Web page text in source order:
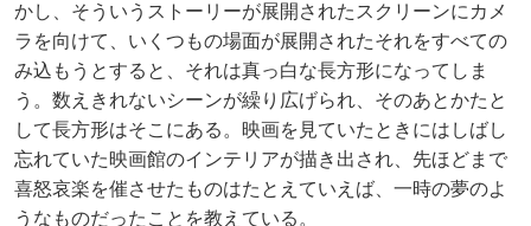
かし、そういうストーリーが展開されたスクリーンにカメ
ラを向けて、いくつもの場面が展開されたそれをすべての
み込もうとすると、それは真っ白な長方形になってしま
う。数えきれないシーンが繰り広げられ、そのあとかたと
して長方形はそこにある。映画を見ていたときにはしばし
忘れていた映画館のインテリアが描き出され、先ほどまで
喜怒哀楽を催させたものはたとえていえば、一時の夢のよ
うなものだったことを教えている。